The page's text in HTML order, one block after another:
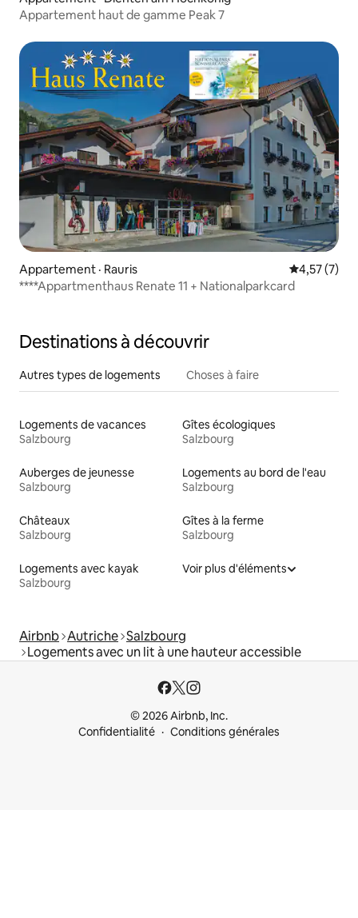
Appartement haut de gamme Peak 7
Appartement · Rauris Note
4,57 (7)
****Appartmenthaus Renate 11 + Nationalparkcard
Destinations à découvrir
Autres types de logements Choses à faire
Logements de vacances
Salzbourg
Gîtes écologiques
Salzbourg
Auberges de jeunesse
Salzbourg
Logements au bord de l'eau
Salzbourg
Châteaux
Salzbourg
Gîtes à la ferme
Salzbourg
Logements avec kayak
Salzbourg
Voir plus d'éléments
Airbnb Autriche Salzbourg
Logements avec un lit à une hauteur accessible
© 2026 Airbnb, Inc.
Confidentialité
Conditions générales